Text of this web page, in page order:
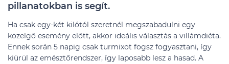
pillanatokban is segít.
Ha csak egy-két kilótól szeretnél megszabadulni egy
közelgő esemény előtt, akkor ideális választás a villámdiéta.
Ennek során 5 napig csak turmixot fogsz fogyasztani, így
kiürül az emésztőrendszer, így laposabb lesz a hasad. A